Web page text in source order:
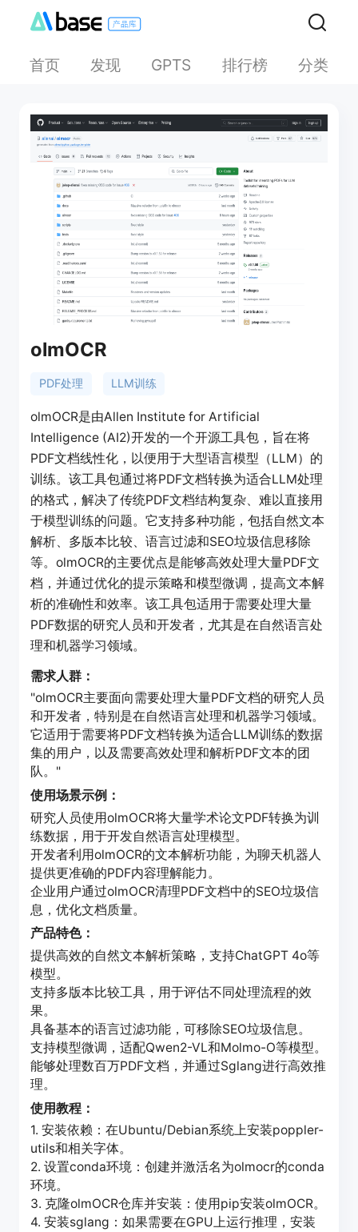
首页 发现 GPTS 排行榜 分类
olmOCR
PDF处理 LLM训练
olmOCR是由Allen Institute for Artificial
Intelligence (AI2)开发的一个开源工具包，旨在将
PDF文档线性化，以便用于大型语言模型（LLM）的
训练。该工具包通过将PDF文档转换为适合LLM处理
的格式，解决了传统PDF文档结构复杂、难以直接用
于模型训练的问题。它支持多种功能，包括自然文本
解析、多版本比较、语言过滤和SEO垃圾信息移除
等。olmOCR的主要优点是能够高效处理大量PDF文
档，并通过优化的提示策略和模型微调，提高文本解
析的准确性和效率。该工具包适用于需要处理大量
PDF数据的研究人员和开发者，尤其是在自然语言处
理和机器学习领域。
需求人群：
"olmOCR主要面向需要处理大量PDF文档的研究人员
和开发者，特别是在自然语言处理和机器学习领域。
它适用于需要将PDF文档转换为适合LLM训练的数据
集的用户，以及需要高效处理和解析PDF文本的团
队。"
使用场景示例：
研究人员使用olmOCR将大量学术论文PDF转换为训
练数据，用于开发自然语言处理模型。
开发者利用olmOCR的文本解析功能，为聊天机器人
提供更准确的PDF内容理解能力。
企业用户通过olmOCR清理PDF文档中的SEO垃圾信
息，优化文档质量。
产品特色：
提供高效的自然文本解析策略，支持ChatGPT 4o等
模型。
支持多版本比较工具，用于评估不同处理流程的效
果。
具备基本的语言过滤功能，可移除SEO垃圾信息。
支持模型微调，适配Qwen2-VL和Molmo-O等模型。
能够处理数百万PDF文档，并通过Sglang进行高效推
理。
使用教程：
1. 安装依赖：在Ubuntu/Debian系统上安装poppler-
utils和相关字体。
2. 设置conda环境：创建并激活名为olmocr的conda
环境。
3. 克隆olmOCR仓库并安装：使用pip安装olmOCR。
4. 安装sglang：如果需要在GPU上运行推理，安装